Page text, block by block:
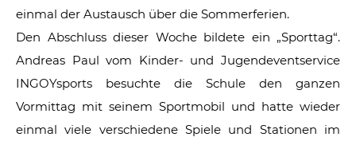
einmal der Austausch über die Sommerferien.
Den Abschluss dieser Woche bildete ein „Sporttag“.
Andreas Paul vom Kinder- und Jugendeventservice
INGOYsports besuchte die Schule den ganzen
Vormittag mit seinem Sportmobil und hatte wieder
einmal viele verschiedene Spiele und Stationen im